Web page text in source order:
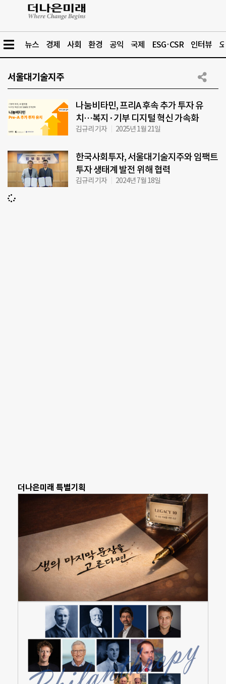
뉴스 경제 사회 환경 공익 국제 ESG·CSR 인터뷰
서울대기술지주
나눔비타민, 프리A 후속 추가 투자 유
치…복지·기부 디지털 혁신 가속화
김규리 기자 2025년 1월 21일
한국사회투자, 서울대기술지주와 임팩트
투자 생태계 발전 위해 협력
김규리 기자 2024년 7월 18일
더나은미래 특별기획